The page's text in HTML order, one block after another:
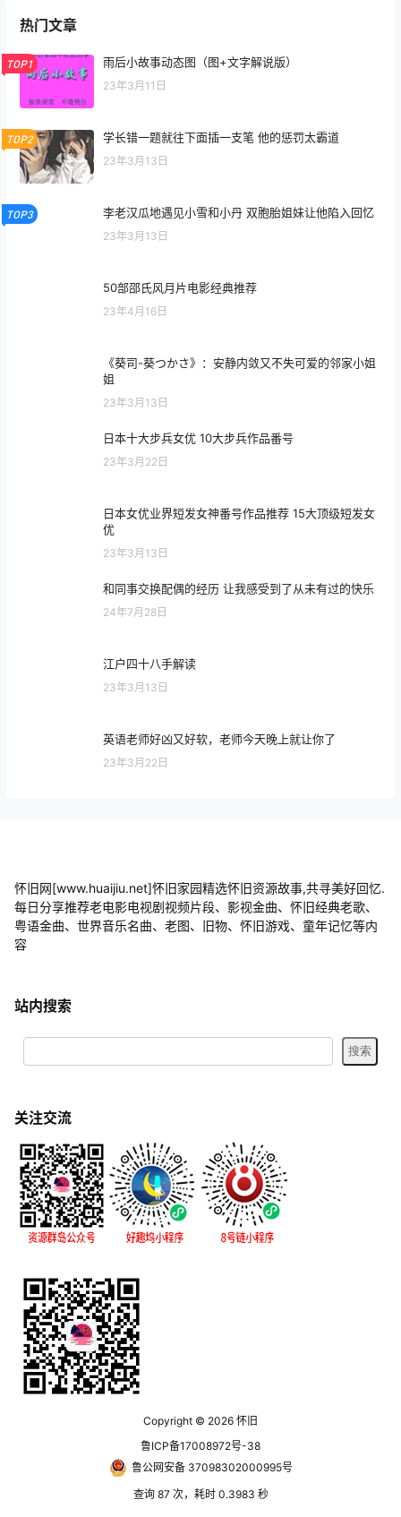
热门文章
TOP1 雨后小故事动态图（图+文字解说版）
23年3月11日
TOP2 学长错一题就往下面插一支笔 他的惩罚太霸道
23年3月13日
TOP3 李老汉瓜地遇见小雪和小丹 双胞胎姐妹让他陷入回忆
23年3月13日
50部邵氏风月片电影经典推荐
23年4月16日
《葵司-葵つかさ》：安静内敛又不失可爱的邻家小姐
姐
23年3月13日
日本十大步兵女优 10大步兵作品番号
23年3月22日
日本女优业界短发女神番号作品推荐 15大顶级短发女
优
23年3月13日
和同事交换配偶的经历 让我感受到了从未有过的快乐
24年7月28日
江户四十八手解读
23年3月13日
英语老师好凶又好软，老师今天晚上就让你了
23年3月22日
怀旧网[www.huaijiu.net]怀旧家园精选怀旧资源故事,共寻美好回忆.
每日分享推荐老电影电视剧视频片段、影视金曲、怀旧经典老歌、
粤语金曲、世界音乐名曲、老图、旧物、怀旧游戏、童年记忆等内
容
站内搜索
关注交流
Copyright © 2026 怀旧
鲁ICP备17008972号-38
鲁公网安备 37098302000995号
查询 87 次，耗时 0.3983 秒